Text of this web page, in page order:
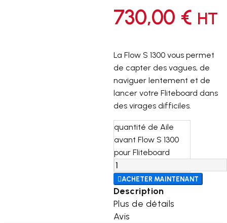
730,00 € HT
La Flow S 1300 vous permet
de capter des vagues, de
naviguer lentement et de
lancer votre Fliteboard dans
des virages difficiles.
quantité de Aile
avant Flow S 1300
pour Fliteboard
ACHETER MAINTENANT
Description
Plus de détails
Avis